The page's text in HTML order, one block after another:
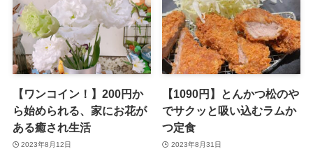
【ワンコイン！】200円か
ら始められる、家にお花が
ある癒され生活
2023年8月12日
【1090円】とんかつ松のや
でサクッと吸い込むラムか
つ定食
2023年8月31日